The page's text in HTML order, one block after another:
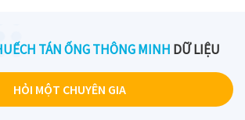
TÁN ỐNG THÔNG MINH DỮ LIỆU
HỎI MỘT CHUYÊN GIA